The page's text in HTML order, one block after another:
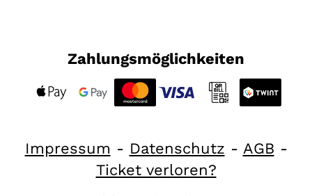
Zahlungsmöglichkeiten
Impressum - Datenschutz - AGB -
Ticket verloren?